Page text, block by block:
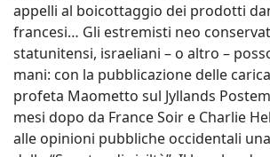
appelli al boicottaggio dei prodotti
francesi… Gli estremisti neo
statunitensi, israeliani – o altro –
mani: con la pubblicazione delle
profeta Maometto sul Jyllands
mesi dopo da France Soir e Charlie
alle opinioni pubbliche occidentali